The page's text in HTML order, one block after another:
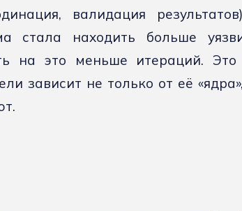
валидация
стала находить больше
на это меньше итераций.
зависит не только от её